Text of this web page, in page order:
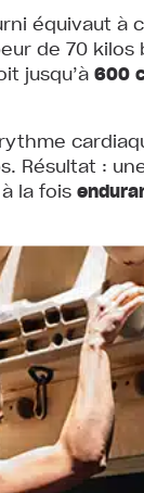
équivaut à
de 70 kilos
jusqu’à 600
Résultat :
la fois